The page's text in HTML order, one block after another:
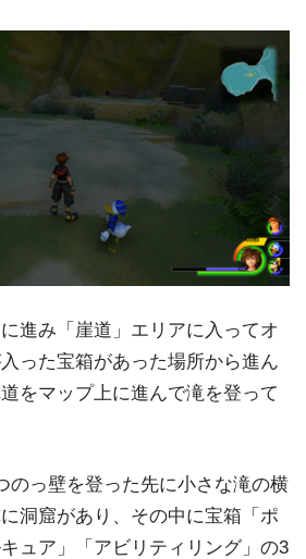
進み「崖道」エリアに入ってオ
った宝箱があった場所から進ん
をマップ上に進んで滝を登って
のっ壁を登った先に小さな滝の横
洞窟があり、その中に宝箱「ポ
ュア」「アビリティリング」の3